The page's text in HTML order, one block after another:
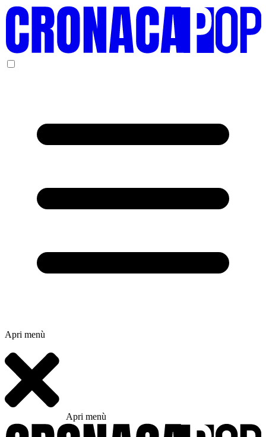
Apri menù
Apri menù